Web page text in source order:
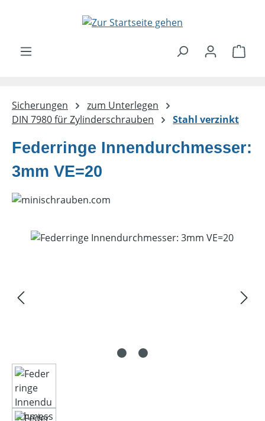
Zum Hauptinhalt springen
Sicherungen
zum Unterlegen
DIN 7980 für Zylinderschrauben
Stahl verzinkt
Federringe Innendurchmesser:
3mm VE=20
Bildergalerie überspringen